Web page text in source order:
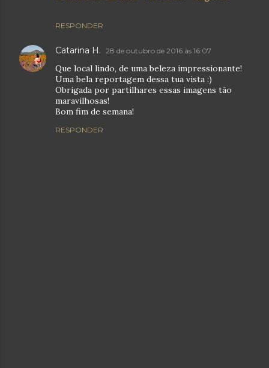
RESPONDER
Catarina H. 28 de outubro de 2016 às 16:07
Que local lindo, de uma beleza impressionante!
Uma bela reportagem dessa tua vista :)
Obrigada por partilhares essas imagens tão
maravilhosas!
Bom fim de semana!
RESPONDER